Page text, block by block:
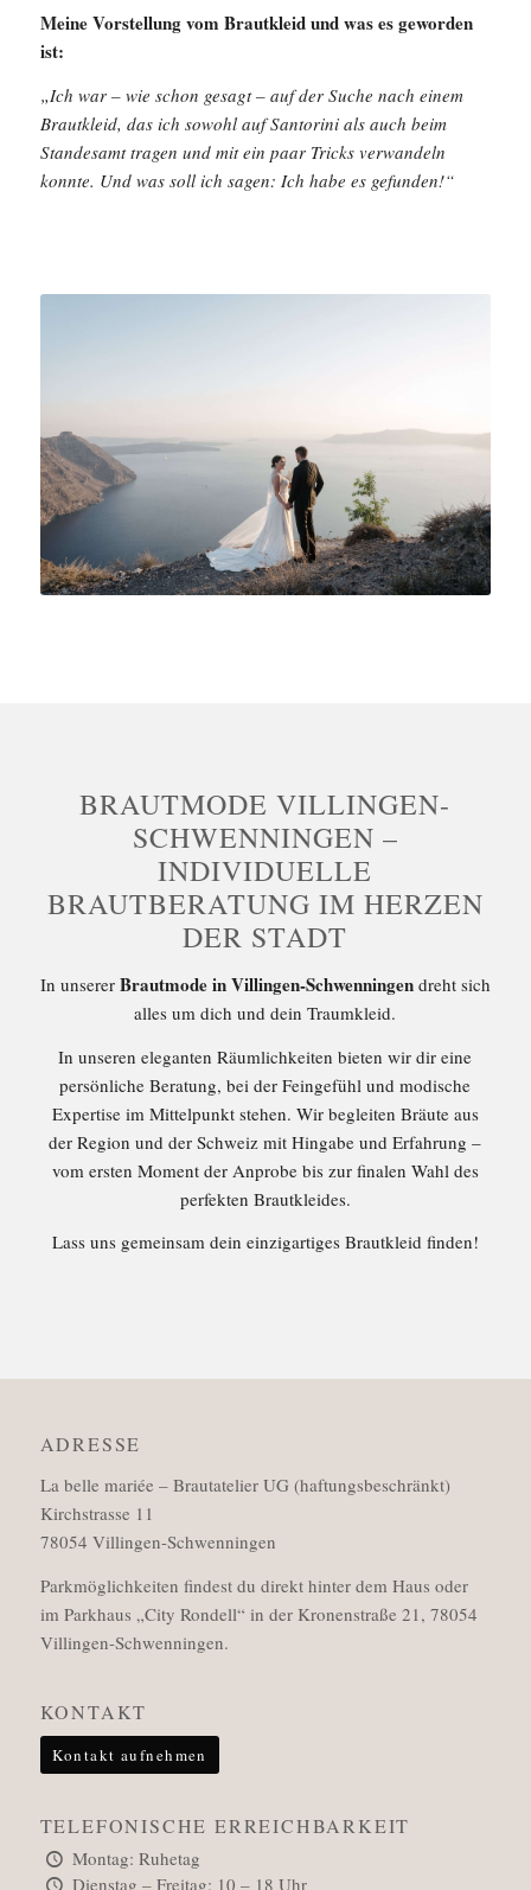
Meine Vorstellung vom Brautkleid und was es geworden
ist:
„Ich war – wie schon gesagt – auf der Suche nach einem
Brautkleid, das ich sowohl auf Santorini als auch beim
Standesamt tragen und mit ein paar Tricks verwandeln
konnte. Und was soll ich sagen: Ich habe es gefunden!“
BRAUTMODE VILLINGEN-
SCHWENNINGEN –
INDIVIDUELLE
BRAUTBERATUNG IM HERZEN
DER STADT
In unserer Brautmode in Villingen-Schwenningendreht sich
alles um dich und dein Traumkleid.
In unseren eleganten Räumlichkeiten bieten wir dir eine
persönliche Beratung, bei der Feingefühl und modische
Expertise im Mittelpunkt stehen. Wir begleiten Bräute aus
der Region und der Schweiz mit Hingabe und Erfahrung –
vom ersten Moment der Anprobe bis zur finalen Wahl des
perfekten Brautkleides.
Lass uns gemeinsam dein einzigartiges Brautkleid finden!
ADRESSE
La belle mariée – Brautatelier UG (haftungsbeschränkt)
Kirchstrasse 11
78054 Villingen-Schwenningen
Parkmöglichkeiten findest du direkt hinter dem Haus oder
im Parkhaus „City Rondell“ in der Kronenstraße 21, 78054
Villingen-Schwenningen.
KONTAKT
Kontakt aufnehmen
TELEFONISCHE ERREICHBARKEIT
Montag: Ruhetag
Dienstag – Freitag: 10 – 18 Uhr